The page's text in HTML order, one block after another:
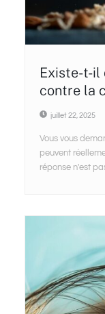
Existe-t-il
contre la
juillet 22, 2025
Vous vous
peuvent
réponse n'est